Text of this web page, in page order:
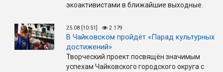
экоактивистами в ближайшие выходные.
25.08 [10:51] 2 179
В Чайковском пройдёт «Парад культурных
достижений»
Творческий проект посвящён значимым
успехам Чайковского городского округа с